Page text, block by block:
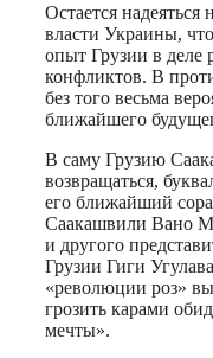
Остается надеяться
власти Украины,
опыт Грузии в деле
конфликтов. В
без того весьма
ближайшего
В саму Грузию
возвращаться,
его ближайший
Саакашвили Вано
и другого
Грузии Гиги
«революции роз»
грозить карами
мечты».